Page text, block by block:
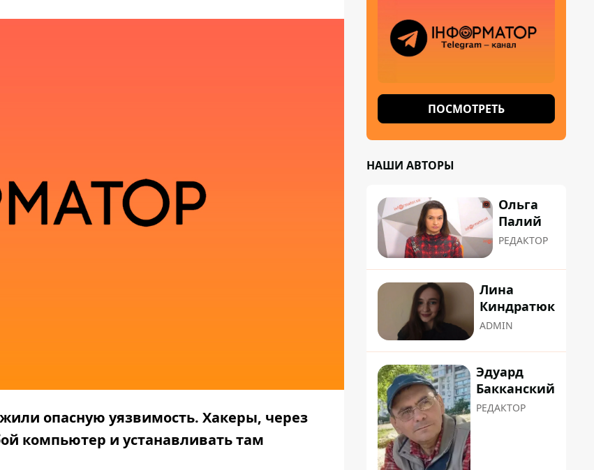
опасную уязвимость. Хакеры, через
компьютер и устанавливать там
ПОСМОТРЕТЬ
НАШИ АВТОРЫ
Ольга
Палий
РЕДАКТОР
Лина
Киндратюк
ADMIN
Эдуард
Бакканский
РЕДАКТОР